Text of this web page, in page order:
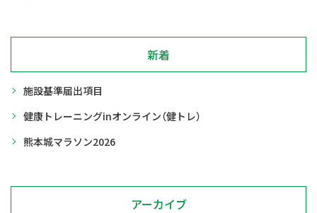
新着
施設基準届出項目
健康トレーニングinオンライン（健トレ）
熊本城マラソン2026
アーカイブ